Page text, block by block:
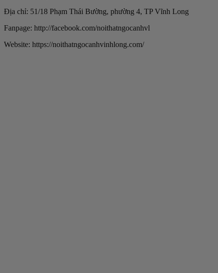
Địa chỉ: 51/18 Phạm Thái Bường, phường 4, TP Vĩnh Long
Fanpage: http://facebook.com/noithatngocanhvl
Website: https://noithatngocanhvinhlong.com/